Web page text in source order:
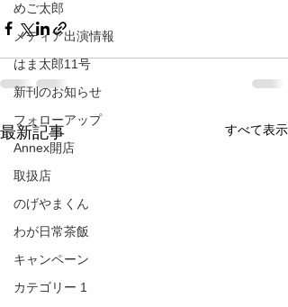
めご太郎
メディア出演情報
はま太郎11号
新刊のお知らせ
フォローアップ
Annex開店
取扱店
のげやまくん
わが日常茶飯
キャンペーン
カテゴリー 1
最新記事 すべて表示